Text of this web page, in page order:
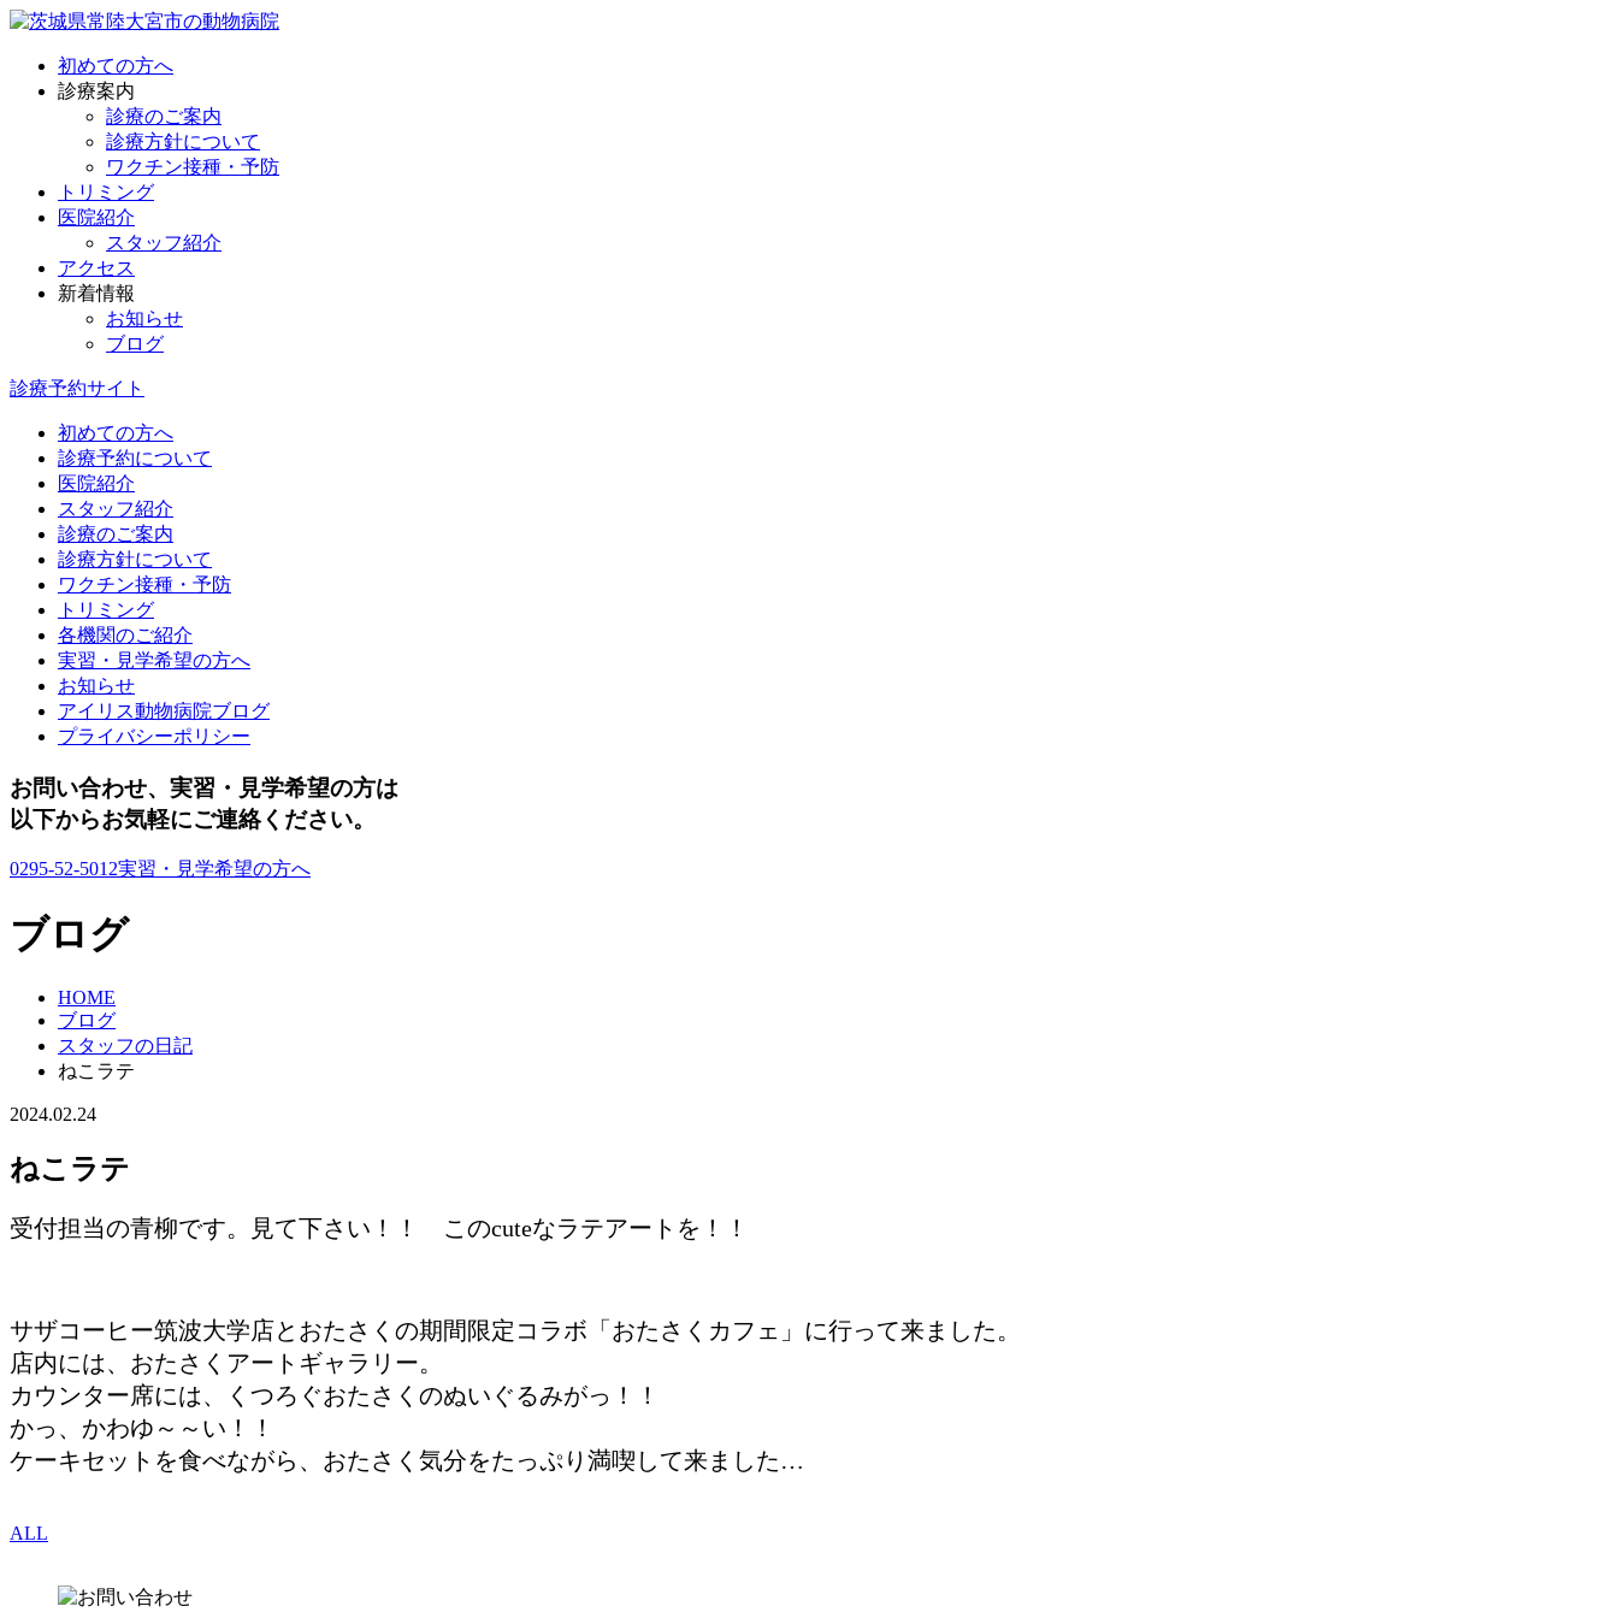
初めての方へ
診療案内
診療のご案内
診療方針について
ワクチン接種・予防
トリミング
医院紹介
スタッフ紹介
アクセス
新着情報
お知らせ
ブログ
診療予約サイト
初めての方へ
診療予約について
医院紹介
スタッフ紹介
診療のご案内
診療方針について
ワクチン接種・予防
トリミング
各機関のご紹介
実習・見学希望の方へ
お知らせ
アイリス動物病院ブログ
プライバシーポリシー
お問い合わせ、実習・見学希望の方は
以下からお気軽にご連絡ください。
0295-52-5012実習・見学希望の方へ
ブログ
HOME
ブログ
スタッフの日記
ねこラテ
2024.02.24
ねこラテ
受付担当の青柳です。見て下さい！！ このcuteなラテアートを！！
サザコーヒー筑波大学店とおたさくの期間限定コラボ「おたさくカフェ」に行って来ました。
店内には、おたさくアートギャラリー。
カウンター席には、くつろぐおたさくのぬいぐるみがっ！！
かっ、かわゆ～～い！！
ケーキセットを食べながら、おたさく気分をたっぷり満喫して来ました…
ALL